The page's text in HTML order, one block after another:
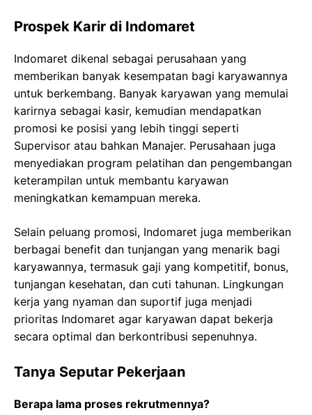
Prospek Karir di Indomaret
Indomaret dikenal sebagai perusahaan yang
memberikan banyak kesempatan bagi karyawannya
untuk berkembang. Banyak karyawan yang memulai
karirnya sebagai kasir, kemudian mendapatkan
promosi ke posisi yang lebih tinggi seperti
Supervisor atau bahkan Manajer. Perusahaan juga
menyediakan program pelatihan dan pengembangan
keterampilan untuk membantu karyawan
meningkatkan kemampuan mereka.
Selain peluang promosi, Indomaret juga memberikan
berbagai benefit dan tunjangan yang menarik bagi
karyawannya, termasuk gaji yang kompetitif, bonus,
tunjangan kesehatan, dan cuti tahunan. Lingkungan
kerja yang nyaman dan suportif juga menjadi
prioritas Indomaret agar karyawan dapat bekerja
secara optimal dan berkontribusi sepenuhnya.
Tanya Seputar Pekerjaan
Berapa lama proses rekrutmennya?